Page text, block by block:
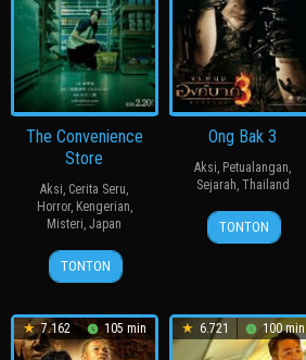
The Convenience
Store
Aksi, Cerita Seru,
Horror, Kengerian,
Misteri,Japan
20
Feb
永
江
朗
TONTON
Ong Bak 3
Aksi, Petualangan,
Sejarah, Thailand
5
May
Tony
Jaa
TONTON
7.162 105 min 6.721 100 min